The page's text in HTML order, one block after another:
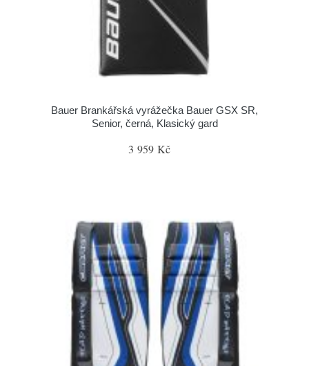
Bauer Brankářská vyrážečka Bauer GSX SR,
Senior, černá, Klasický gard
3 959 Kč